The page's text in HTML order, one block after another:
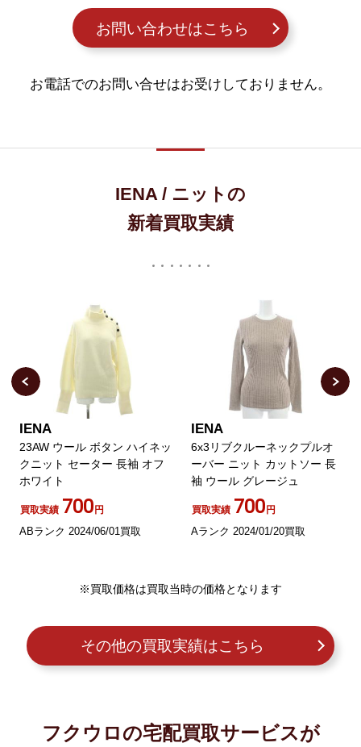
お問い合わせはこちら
お電話でのお問い合せはお受けしておりません。
IENA / ニットの
新着買取実績
IENA
23AW ウール ボタン ハイネッ
クニット セーター 長袖 オフ
ホワイト
買取実績 700円
ABランク 2024/06/01買取
IENA
6x3リブクルーネックプルオ
ーバー ニット カットソー 長
袖 ウール グレージュ
買取実績 700円
Aランク 2024/01/20買取
※買取価格は買取当時の価格となります
その他の買取実績はこちら
フクウロの宅配買取サービスが